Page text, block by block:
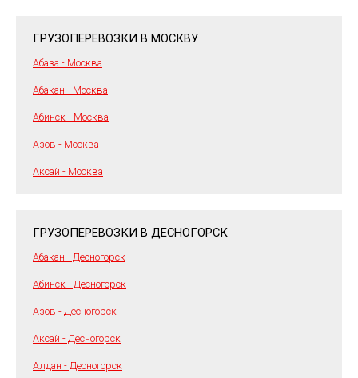
ГРУЗОПЕРЕВОЗКИ В МОСКВУ
Абаза - Москва
Абакан - Москва
Абинск - Москва
Азов - Москва
Аксай - Москва
ГРУЗОПЕРЕВОЗКИ В ДЕСНОГОРСК
Абакан - Десногорск
Абинск - Десногорск
Азов - Десногорск
Аксай - Десногорск
Алдан - Десногорск